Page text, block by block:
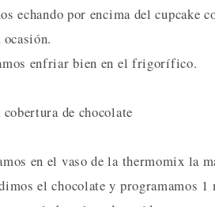
echando por encima del cupcake
ocasión.
enfriar bien en el frigorífico.
cobertura de chocolate
en el vaso de la thermomix la
el chocolate y programamos